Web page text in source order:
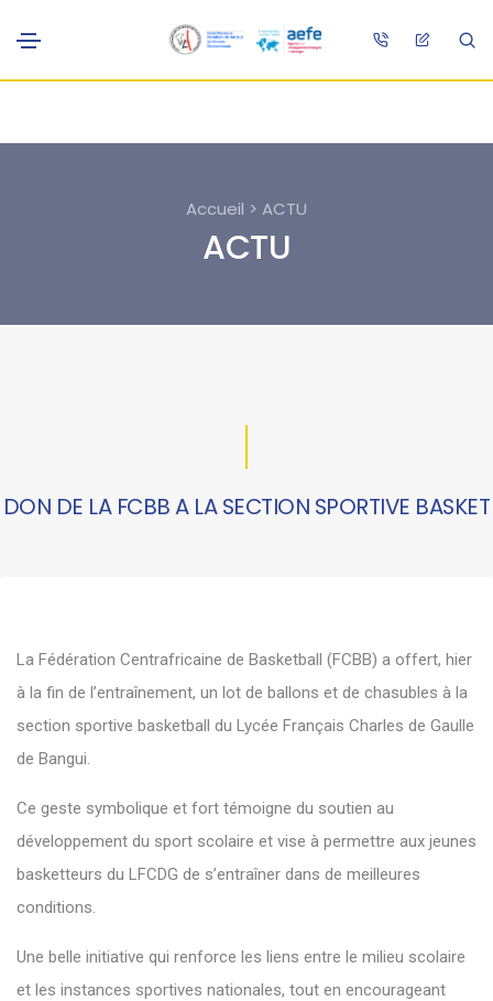
Accueil > ACTU
ACTU
DON DE LA FCBB A LA SECTION SPORTIVE BASKET
La Fédération Centrafricaine de Basketball (FCBB) a offert, hier
à la fin de l’entraînement, un lot de ballons et de chasubles à la
section sportive basketball du Lycée Français Charles de Gaulle
de Bangui.
Ce geste symbolique et fort témoigne du soutien au
développement du sport scolaire et vise à permettre aux jeunes
basketteurs du LFCDG de s’entraîner dans de meilleures
conditions.
Une belle initiative qui renforce les liens entre le milieu scolaire
et les instances sportives nationales, tout en encourageant